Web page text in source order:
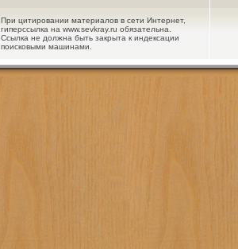
При цитировании материалов в сети Интернет,
гиперссылка на www.sevkray.ru обязательна.
Ссылка не должна быть закрыта к индексации
поисковыми машинами.